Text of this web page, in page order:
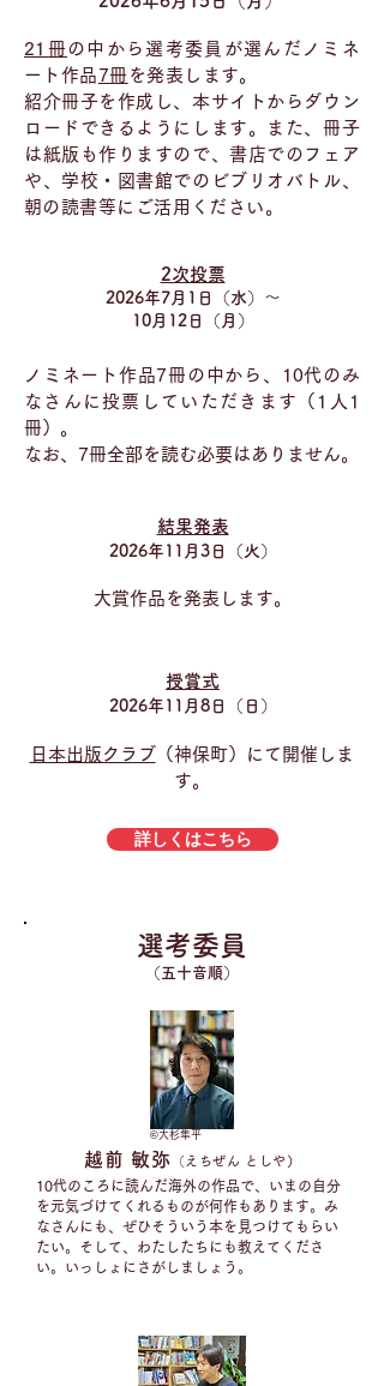
21冊 の中から選考委員が選んだノミネ
ート作品 7冊 を発表します。
紹介冊子を作成し、本サイトからダウン
ロードできるようにします。また、冊子
は紙版も作りますので、書店でのフェア
や、学校・図書館でのビブリオバトル、
朝の読書等にご活用ください。
2次投票
2026年7月1日（水）〜
10月12日（月）
ノミネート作品7冊の中から、10代のみ
なさんに投票していただきます（1人1
冊）。
なお、7冊全部を読む必要はありません。
結果発表
2026年11月3日（火）
大賞作品を発表します。
授賞式
2026年11月8日（日）
​日本出版クラブ （神保町）にて開催しま
す。
詳しくはこちら
選考委員
（五十音順）
©︎大杉隼平
越前 敏弥 （ えちぜん としや）
10代のころに読んだ海外の作品で、いまの自分
を元気づけてくれるものが何作もあります。み
なさんにも、ぜひそういう本を見つけてもらい
たい。そして、わたしたちにも教えてくださ
い。いっしょにさがしましょう。